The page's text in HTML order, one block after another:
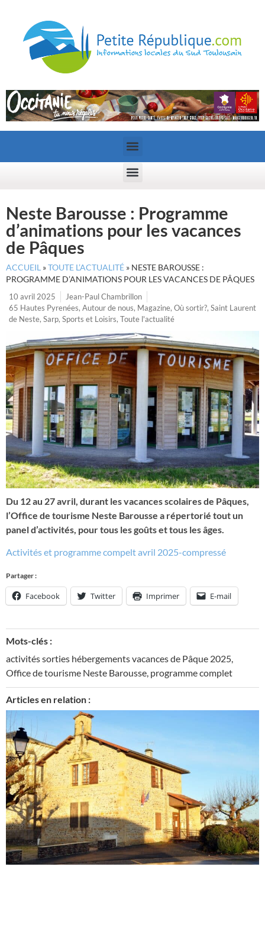
Neste Barousse : Programme
d’animations pour les vacances
de Pâques
ACCUEIL »TOUTE L’ACTUALITÉ » NESTE BAROUSSE :
PROGRAMME D’ANIMATIONS POUR LES VACANCES DE PÂQUES
10 avril 2025
Jean-Paul Chambrillon
65 Hautes Pyrenées, Autour de nous, Magazine, Où sortir?, Saint Laurent
de Neste, Sarp, Sports et Loisirs, Toute l'actualité
Du 12 au 27 avril, durant les vacances scolaires de Pâques,
l’Office de tourisme Neste Barousse a répertorié tout un
panel d’activités, pour tous les goûts et tous les âges.
Activités et programme compelt avril 2025-compressé
Partager :
Facebook Twitter Imprimer E-mail
Mots-clés :
activités sorties hébergements vacances de Pâque 2025,
Office de tourisme Neste Barousse, programme complet
Articles en relation :